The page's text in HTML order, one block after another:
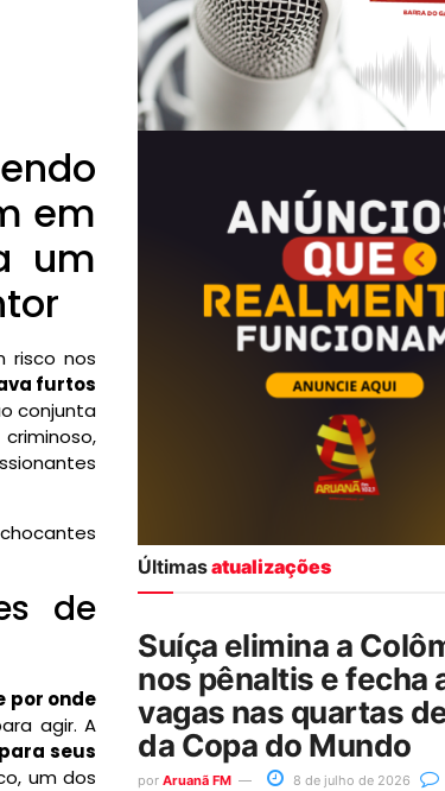
em
um
risco nos
furtos
conjunta
de
por onde
agir. A
seus
um dos
Últimasatualizações
Suíça elimina a
nos pênaltis e fecha
vagas nas quartas
da Copa do Mundo
por Aruanã FM 8 de julho de 2026